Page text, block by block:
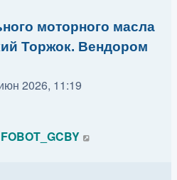
моторного масла
Торжок. Вендором
2026, 11:19